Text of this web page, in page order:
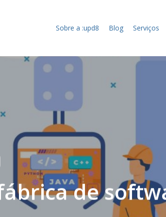
Sobre a :upd8 Blog Serviços
de